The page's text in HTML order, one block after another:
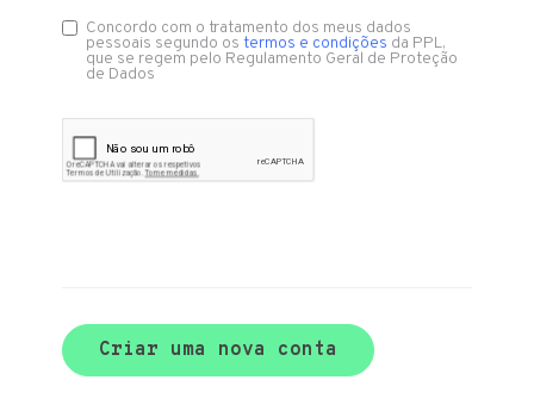
Concordo com o tratamento dos meus dados
pessoais segundo ostermos e condições da PPL,
que se regem pelo Regulamento Geral de Proteção
de Dados
Criar uma nova conta